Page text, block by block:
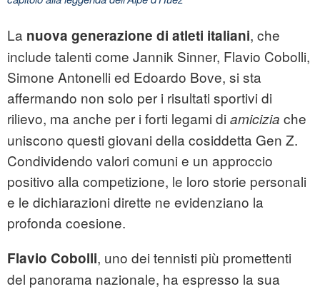
La nuova generazione di atleti italiani, che
include talenti come Jannik Sinner, Flavio Cobolli,
Simone Antonelli ed Edoardo Bove, si sta
affermando non solo per i risultati sportivi di
rilievo, ma anche per i forti legami di amicizia che
uniscono questi giovani della cosiddetta Gen Z.
Condividendo valori comuni e un approccio
positivo alla competizione, le loro storie personali
e le dichiarazioni dirette ne evidenziano la
profonda coesione.
Flavio Cobolli, uno dei tennisti più promettenti
del panorama nazionale, ha espresso la sua